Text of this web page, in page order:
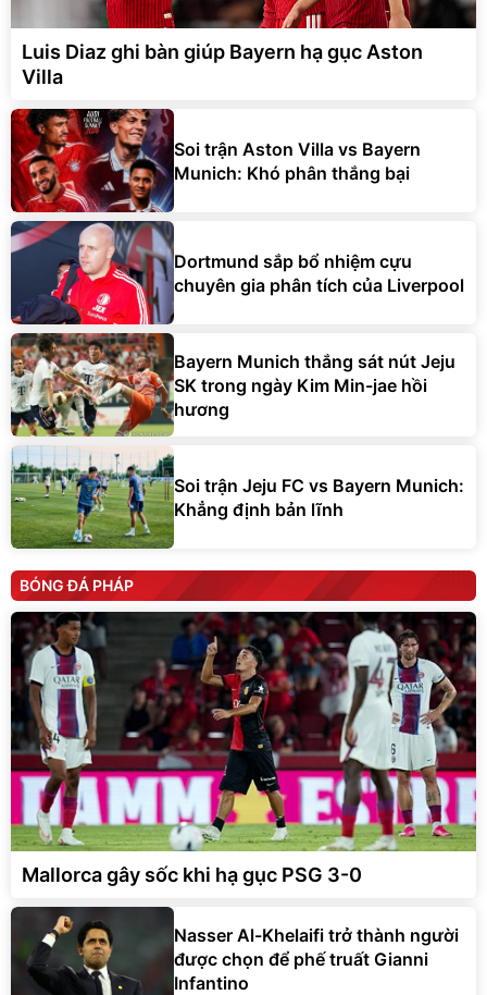
Luis Diaz ghi bàn giúp Bayern hạ gục Aston
Villa
Soi trận Aston Villa vs Bayern
Munich: Khó phân thắng bại
Dortmund sắp bổ nhiệm cựu
chuyên gia phân tích của Liverpool
Bayern Munich thắng sát nút Jeju
SK trong ngày Kim Min-jae hồi
hương
Soi trận Jeju FC vs Bayern Munich:
Khẳng định bản lĩnh
BÓNG ĐÁ PHÁP
Mallorca gây sốc khi hạ gục PSG 3-0
Nasser Al-Khelaifi trở thành người
được chọn để phế truất Gianni
Infantino